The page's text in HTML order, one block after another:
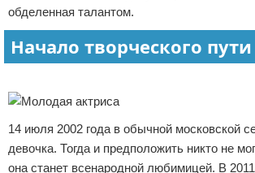
Культура
Экономика
Условия предоставления информации
Отказ от ответственности
обделенная талантом.
Начало творческого пути
14 июля 2002 года в обычной московской
девочка. Тогда и предположить никто не
она станет всенародной любимицей. В